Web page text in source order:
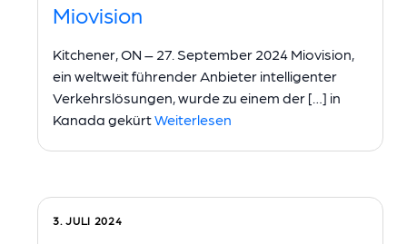
Miovision
Kitchener, ON – 27. September 2024 Miovision,
ein weltweit führender Anbieter intelligenter
Verkehrslösungen, wurde zu einem der […] in
Kanada gekürtWeiterlesen
3. JULI 2024